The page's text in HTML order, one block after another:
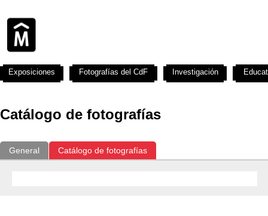
Catálogo de fotografías
General Catálogo de fotografías
Exposiciones Fotografías del CdF Investigación